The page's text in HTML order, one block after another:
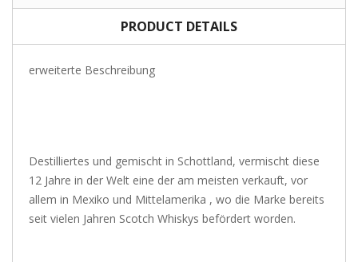
PRODUCT DETAILS
erweiterte Beschreibung
Destilliertes und gemischt in Schottland, vermischt diese
12 Jahre in der Welt eine der am meisten verkauft, vor
allem in Mexiko und Mittelamerika , wo die Marke bereits
seit vielen Jahren Scotch Whiskys befördert worden.